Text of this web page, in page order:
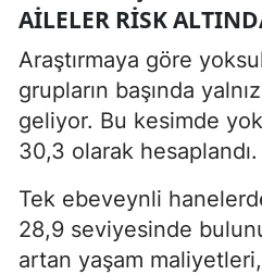
AILELER RISK
Araştırmaya göre
grupların başında
geliyor. Bu kesimde
30,3 olarak hesaplandı.
Tek ebeveynli
28,9 seviyesinde
artan yaşam